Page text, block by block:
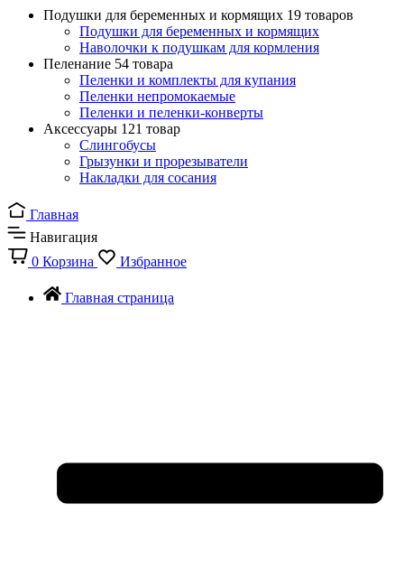
Подушки для беременных и кормящих 19 товаров
Подушки для беременных и кормящих
Наволочки к подушкам для кормления
Пеленание 54 товара
Пеленки и комплекты для купания
Пеленки непромокаемые
Пеленки и пеленки-конверты
Аксессуары 121 товар
Слингобусы
Грызунки и прорезыватели
Накладки для сосания
Главная
Навигация
0 Корзина Избранное
Главная страница